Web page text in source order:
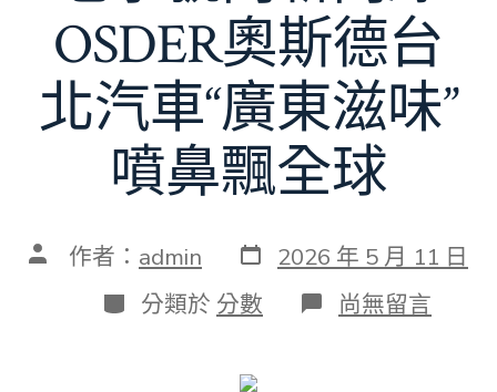
OSDER奧斯德台
北汽車“廣東滋味”
噴鼻飄全球
文 作者： admin 發
表
日
期
2026 年 5 月 11 日
分
類
分類於 分數 在
〈第
尚無留言